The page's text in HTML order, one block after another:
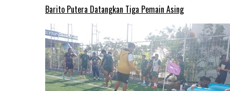
Barito Putera Datangkan Tiga Pemain Asing